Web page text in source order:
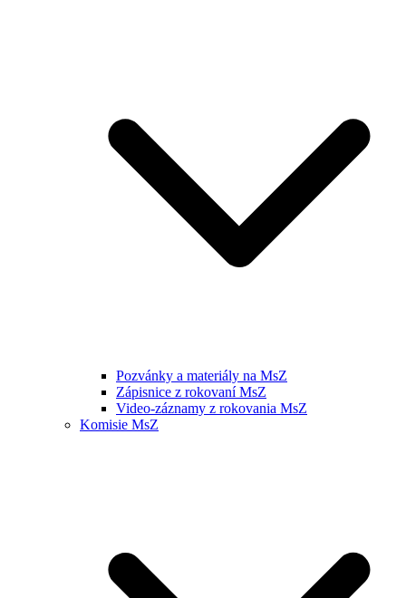
Pozvánky a materiály na MsZ
Zápisnice z rokovaní MsZ
Video-záznamy z rokovania MsZ
Komisie MsZ